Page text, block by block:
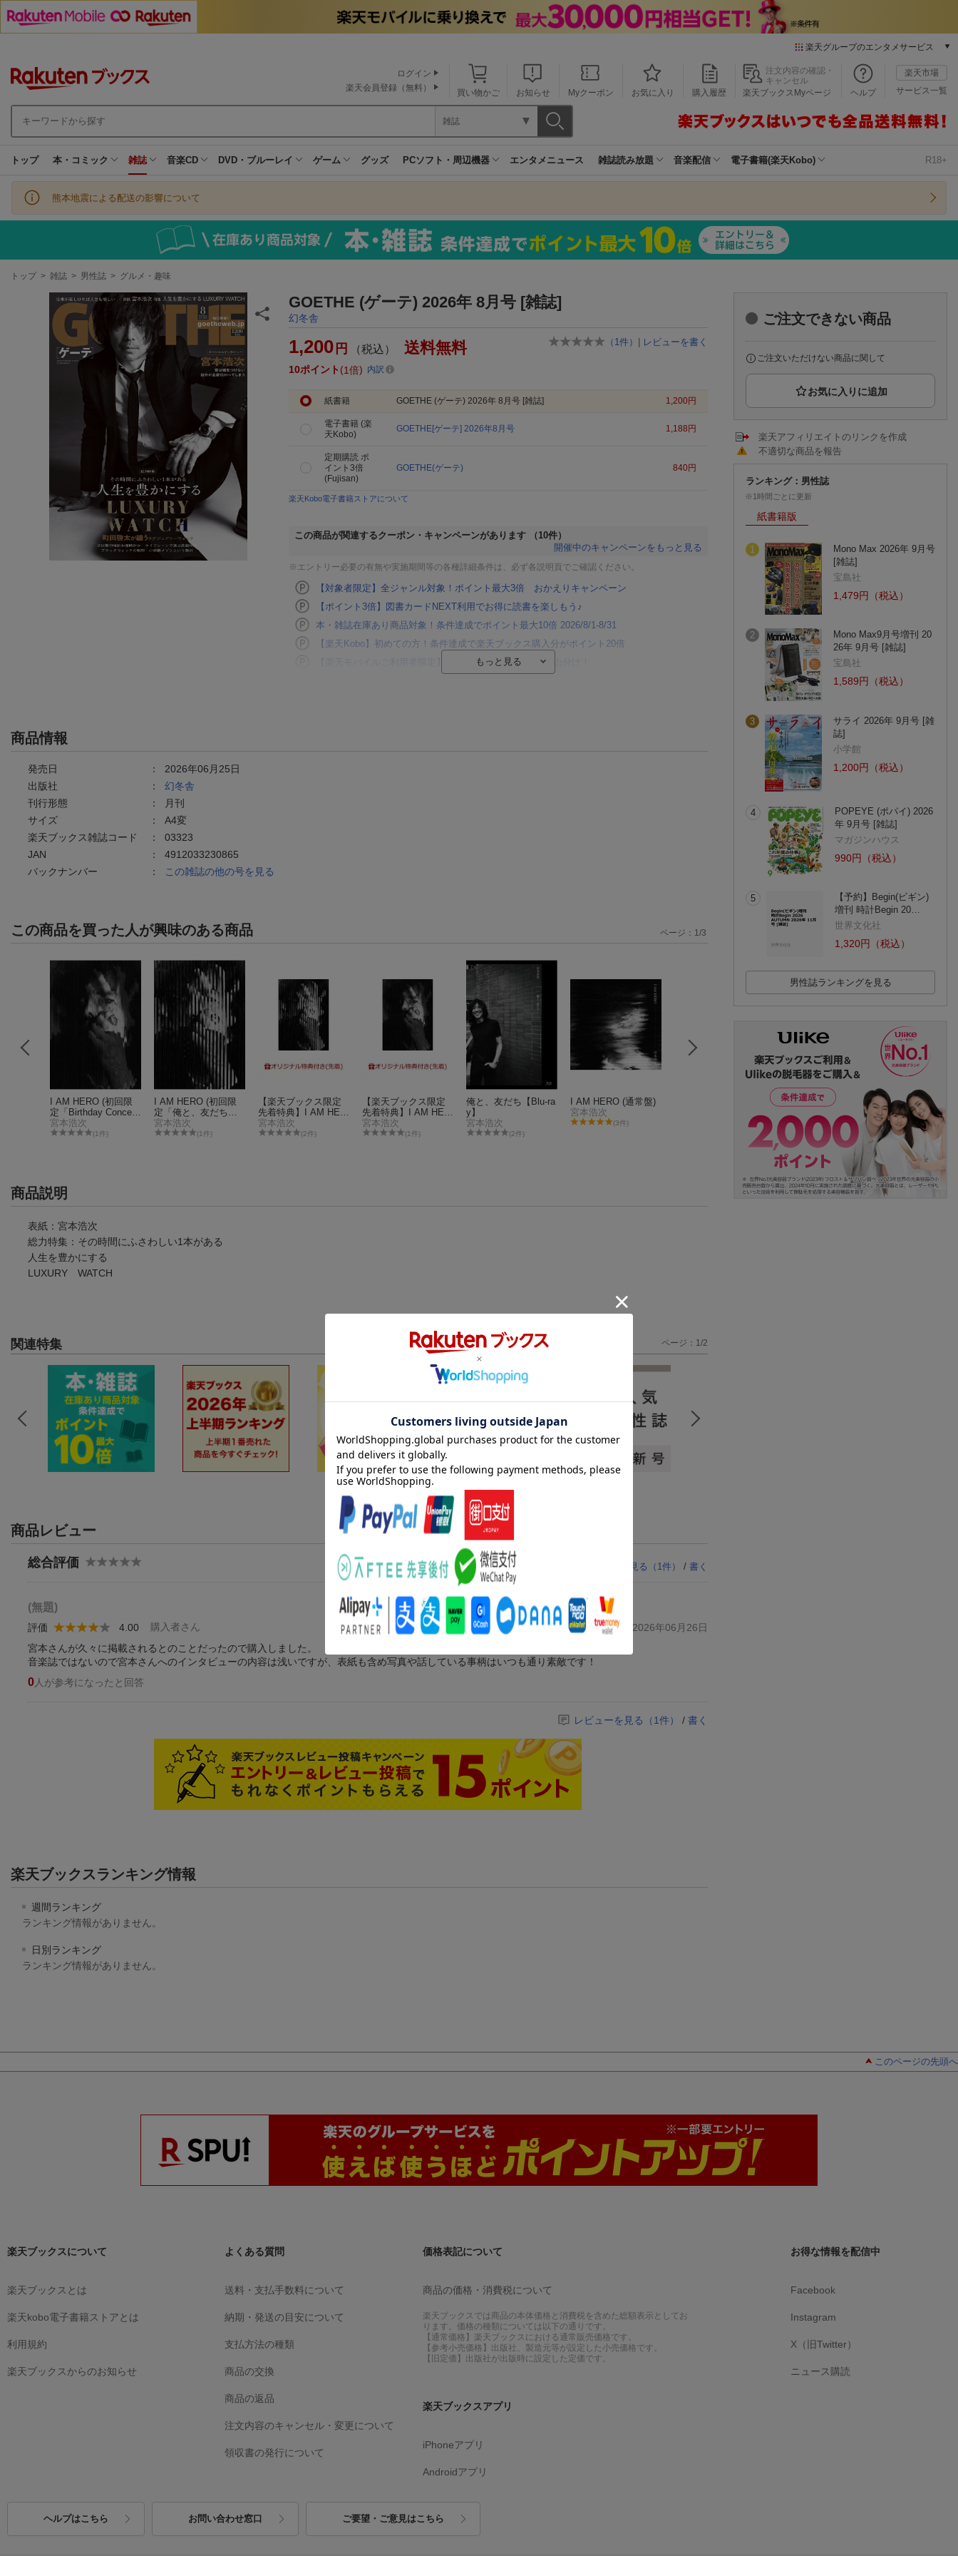
楽天グループのエンタメサービス
本/ゲーム/CD/DVD
楽天ブックス
楽天Kobo
楽天チケット
エンタメニュース
推し楽
買い物かご お知らせ Myクーポン お気に入り 購入履歴
注文内容の確認・
キャンセル
楽天ブックスMyページ
ヘルプ
楽天市場
サービス一覧
ログイン
楽天会員登録（無料）
雑誌
トップ 本・コミック 雑誌 音楽CD DVD・ブルーレイ ゲーム グッズ PCソフト・周辺機器 エンタメニュース 雑誌読み放題 音楽配信 電子書籍(楽天Kobo) R18+
熊本地震による配送の影響について
現
トップ > 雑誌 > 男性誌 > グルメ・趣味
GOETHE (ゲーテ) 2026年 8月号 [雑誌]
幻冬舎
（ 1件） | レビューを書く
1,200 円 （税込） 送料無料
10ポイント 1倍 内訳
紙書籍 GOETHE (ゲーテ) 2026年 8月号 [雑誌] 1,200円
電子書籍 (楽
天Kobo)
GOETHE[ゲーテ] 2026年8月号 1,188 円
定期購読 ポ
イント3倍
(Fujisan)
GOETHE(ゲーテ) 840円
楽天Kobo電子書籍ストアについて
この商品が関連するクーポン・キャンペーンがあります
（10件）
開催中のキャンペーンをもっと見る
※エントリー必要の有無や実施期間等の各種詳細条件は、必ず各説明頁でご確認ください。
【対象者限定】全ジャンル対象！ポイント最大3倍 おかえりキャンペーン
【ポイント3倍】図書カードNEXT利用でお得に読書を楽しもう♪
本・雑誌在庫あり商品対象！条件達成でポイント最大10倍 2026/8/1-8/31
【楽天Kobo】初めての方！条件達成で楽天ブックス購入分がポイント20倍
【楽天モバイルご利用者限定】条件達成で100万ポイント山分け！
商品情報
発売日 ： 2026年06月25日
出版社
： 幻冬舎
刊行形態
：
月刊
サイズ
： A4変
楽天ブックス雑誌コード
： 03323
JAN
： 4912033230865
バックナンバー
： この雑誌の他の号を見る
この商品を買った人が興味のある商品
I AM HERO (初回限
定「Birthday Concert
最高の日、最高の
時」盤 CD＋Blu-ray)
宮本浩次
(1件)
I AM HERO (初回限
定「俺と、友だち」
盤 CD＋Blu-ray)
宮本浩次
(1件)
【楽天ブックス限定
先着特典】I AM HER
O (初回限定「俺と、
友だち」盤 CD＋Blu-r
宮本浩次
(2件)
【楽天ブックス限定
先着特典】I AM HER
O (初回限定「Birthda
y Concert 最高の日、
宮本浩次
(1件)
俺と、友だち【Blu-ra
y】
宮本浩次
(2件)
I AM HERO (通常盤)
宮本浩次
(3件)
sha・la・la・la (初回
限定盤 2CD＋PHOTO
BOOK)
宮本浩次
(12件)
俺たちの明日（下
巻）
宮本浩次
(8件)
ページ： 1/3
商品説明
表紙：宮本浩次
総力特集：その時間にふさわしい1本がある
人生を豊かにする
LUXURY WATCH
関連特集 ページ：1/2
商品レビュー
総合評価 レビューを見る（ 1 件） / 書く
(無題)
購入者さん
評価 4.00
投稿日：2026年06月26日
宮本さんが久々に掲載されるとのことだったので購入しました。
音楽誌ではないので宮本さんへのインタビューの内容は浅いですが、表紙も含め写真や話している事柄はいつも通り素敵です！
0 人が参考になったと回答
レビューを見る（1件） / 書く
楽天ブックスランキング情報
週間ランキング
ランキング情報がありません。
日別ランキング
ランキング情報がありません。
ご注文できない商品
ご注文いただけない商品に関して
楽天アフィリエイトのリンクを作成
不適切な商品を報告
ランキング：男性誌
※1時間ごとに更新
紙書籍版
1
Mono Max 2026年 9月号
[雑誌]
宝島社
1,479円（税込）
2
Mono Max9月号増刊 20
26年 9月号 [雑誌]
宝島社
1,589円（税込）
3
サライ 2026年 9月号 [雑
誌]
小学館
1,200円（税込）
4
POPEYE (ポパイ) 2026
年 9月号 [雑誌]
マガジンハウス
990円（税込）
5
【予約】Begin(ビギン)
増刊 時計Begin 20…
世界文化社
1,320円（税込）
男性誌ランキングを見る
このページの先頭へ
楽天ブックスについて
楽天ブックスとは
楽天kobo電子書籍ストアとは
利用規約
楽天ブックスからのお知らせ
よくある質問
送料・支払手数料について
納期・発送の目安について
支払方法の種類
商品の交換
商品の返品
注文内容のキャンセル・変更について
領収書の発行について
価格表記について
商品の価格・消費税について
楽天ブックスでは商品の本体価格と消費税を含めた総額表示としてお
ります。価格の種類については以下の通りです。
【通常価格】楽天ブックスにおける通常販売価格です。
【参考小売価格】出版社、製造元等が設定した小売価格です。
【旧定価】出版社が出版時に設定した定価です。
楽天ブックスアプリ
iPhoneアプリ
Androidアプリ
お得な情報を配信中
Facebook
Instagram
X（旧Twitter）
ニュース購読
ヘルプはこちら お問い合わせ窓口 ご要望・ご意見はこちら